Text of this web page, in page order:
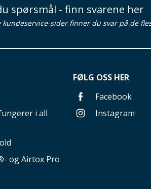
spørsmål - finn svarene her
kundeservice-sider finner du svar på de
i all
og Airtox Pro
FØLG OSS HER
Facebook
Instagram